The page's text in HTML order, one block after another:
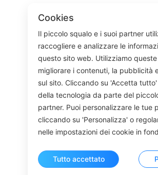
Processo di spedizione
Processo di rimborso
Chi siamo
Cookies
Il piccolo squalo e i suoi partner
raccogliere e analizzare le
questo sito web. Utilizziamo
migliorare i contenuti, la pubblicità
sul sito. Cliccando su 'Accetta
della tecnologia da parte del
partner. Puoi personalizzare le tue
cliccando su 'Personalizza' o
nelle impostazioni dei cookie in
Tutto accettato